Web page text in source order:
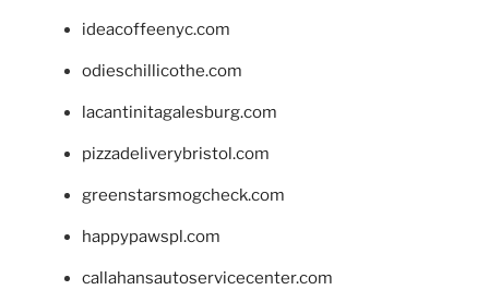
ideacoffeenyc.com
odieschillicothe.com
lacantinitagalesburg.com
pizzadeliverybristol.com
greenstarsmogcheck.com
happypawspl.com
callahansautoservicecenter.com